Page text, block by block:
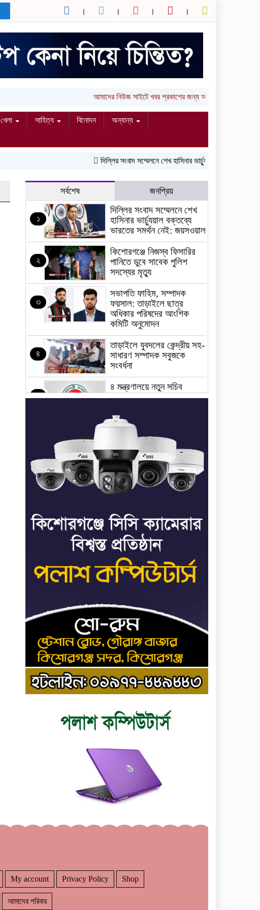
আমাদের নিউজ সাইটে খবর প্রকাশের জন্য আপনার লিখা (তথ্য,
খেলা সাহিত্য বিনোদন
অন্যান্য
দিল্লির সংবাদ সম্মেলনে শেখ হাসিনার ভার্চ্যুয়াল বক্তব্যে ভারতের
সর্বশেষ জনপ্রিয়
১
দিল্লির সংবাদ সম্মেলনে শেখ
হাসিনার ভার্চ্যুয়াল বক্তব্যে
ভারতের সমর্থন নেই: জয়সওয়াল
২
কিশোরগঞ্জে নিজস্ব ফিসারির
পানিতে ডুবে সাবেক পুলিশ
সদস্যের মৃত্যু
৩
সভাপতি ফাহিম, সম্পাদক
ফয়সাল: তাড়াইলে ছাত্র
অধিকার পরিষদের আংশিক
কমিটি অনুমোদন
৪
তাড়াইলে যুবদলের কেন্দ্রীয় সহ-
সাধারণ সম্পাদক সবুজকে
সংবর্ধনা
৫
৪ মন্ত্রণালয়ে নতুন সচিব
নিয়োগ, ২ জনের পদোন্নতি
শেখ হাসিনার সঙ্গে পালানোর
ফ্লাইট কীভাবে মিস করেছিলেন
সালমান এফ রহমান
৭
ভাত রান্নার সময় নরম হয়ে
গেলে কী করবেন
৮
প্রত্যক্ষদর্শীদের তথ্য দেয়নি
জাতিসংঘ: ট্রাইব্যুনালকে
প্রসিকিউটর
৯
তাড়াইলে রাউতি মানবসেবা
ফাউন্ডেশনের আয়োজনে কাফন-
দাফন বিষয়ক বিশেষ প্রশিক্ষণ
১০
৪ বিভাগে অতি ভারি বৃষ্টির
সতর্কবার্তা
My account Privacy Policy Shop
আমাদের পরিবার